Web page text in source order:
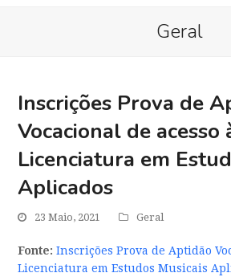
Geral
Inscrições Prova de
Vocacional de acesso
Licenciatura em
Aplicados
23 Maio, 2021 Geral
Fonte: Inscrições Prova de Aptidão
Licenciatura em Estudos Musicais